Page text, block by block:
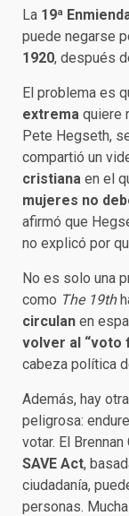
La 19ª
puede negarse
1920, después
El problema es
extrema quiere
Pete Hegseth,
compartió un
cristiana en el
mujeres no
afirmó que
no explicó por
No es solo una
como The 19th
circulan en
volver al “voto
cabeza política
Además, hay
peligrosa:
votar. El
SAVE Act,
ciudadanía,
personas.